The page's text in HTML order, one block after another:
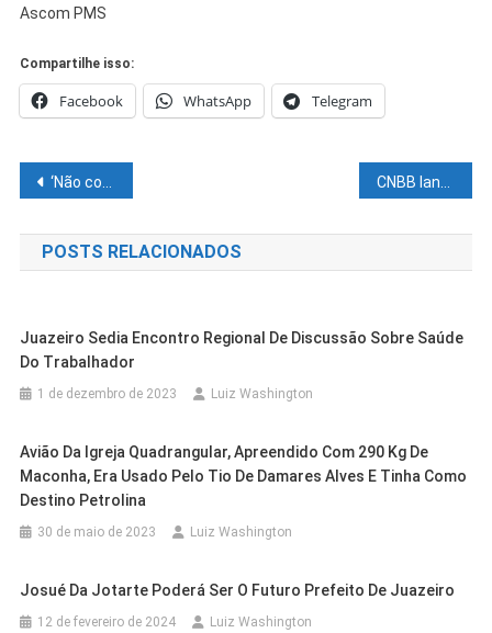
Ascom PMS
Compartilhe isso:
Facebook WhatsApp Telegram
Navegação
de
Post
‘Não condena, mas traz dificuldades’, diz Lídice da Mata sobre retirada da pré-candidatura de Wagner CNBB lançará a Campanha da Fraternidade de 2022 na quarta-feira (2)
POSTS RELACIONADOS
Juazeiro Sedia Encontro Regional De Discussão Sobre Saúde
Do Trabalhador
1 de dezembro de 2023 Luiz Washington
Avião Da Igreja Quadrangular, Apreendido Com 290 Kg De
Maconha, Era Usado Pelo Tio De Damares Alves E Tinha Como
Destino Petrolina
30 de maio de 2023 Luiz Washington
Josué Da Jotarte Poderá Ser O Futuro Prefeito De Juazeiro
12 de fevereiro de 2024 Luiz Washington
Avanço: Sobradinho Comemora
Resultados Do IDEB 2025 Que
Outras Cidades Petrolina
Casa Nova
Cidades